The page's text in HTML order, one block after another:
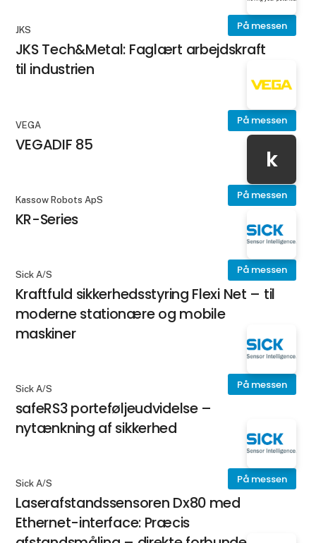
På messen
JKS
JKS Tech&Metal: Faglært arbejdskraft
til industrien
På messen
VEGA
VEGADIF 85
På messen
k
Kassow Robots ApS
KR-Series
På messen
Sick A/S
Kraftfuld sikkerhedsstyring Flexi Net – til
moderne stationære og mobile
maskiner
På messen
Sick A/S
safeRS3 porteføljeudvidelse –
nytænkning af sikkerhed
På messen
Sick A/S
Laserafstandssensoren Dx80 med
Ethernet-interface: Præcis